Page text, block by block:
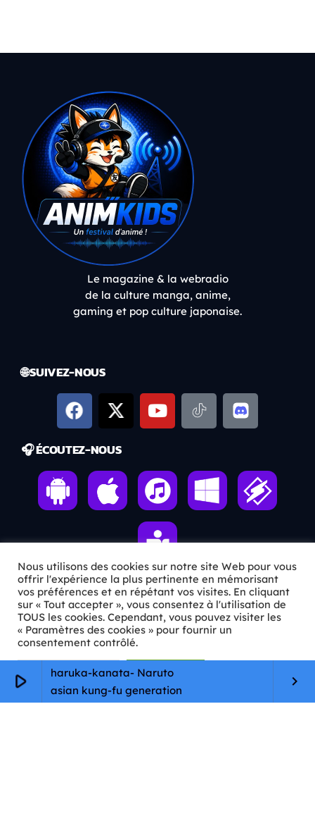
play_arrow
haruka-kanata- Naruto
asian kung-fu generation
keyboard_arrow_right
Le magazine & la webradio
de la culture manga, anime,
gaming et pop culture japonaise.
🌐 SUIVEZ-NOUS
🎧 ÉCOUTEZ-NOUS
ℹ️ INFOS PRATIQUES
✉️Contact
🦊Qui sommes-nous ?
📄
Mentions légales
Nous utilisons des cookies sur notre site Web pour vous
offrir l'expérience la plus pertinente en mémorisant
vos préférences et en répétant vos visites. En cliquant
sur « Tout accepter », vous consentez à l'utilisation de
TOUS les cookies. Cependant, vous pouvez visiter les
« Paramètres des cookies » pour fournir un
consentement contrôlé.
Paramètres Cookie Tout accepter